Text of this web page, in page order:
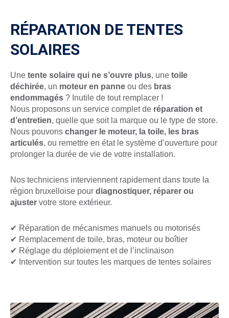
RÉPARATION DE TENTES
SOLAIRES
Une tente solaire qui ne s’ouvre plus, une toile
déchirée, un moteur en panne ou des bras
endommagés ? Inutile de tout remplacer !
Nous proposons un service complet de réparation et
d’entretien, quelle que soit la marque ou le type de store.
Nous pouvons changer le moteur, la toile, les bras
articulés, ou remettre en état le système d’ouverture pour
prolonger la durée de vie de votre installation.
Nos techniciens interviennent rapidement dans toute la
région bruxelloise pour diagnostiquer, réparer ou
ajuster votre store extérieur.
✔ Réparation de mécanismes manuels ou motorisés
✔ Remplacement de toile, bras, moteur ou boîtier
✔ Réglage du déploiement et de l’inclinaison
✔ Intervention sur toutes les marques de tentes solaires